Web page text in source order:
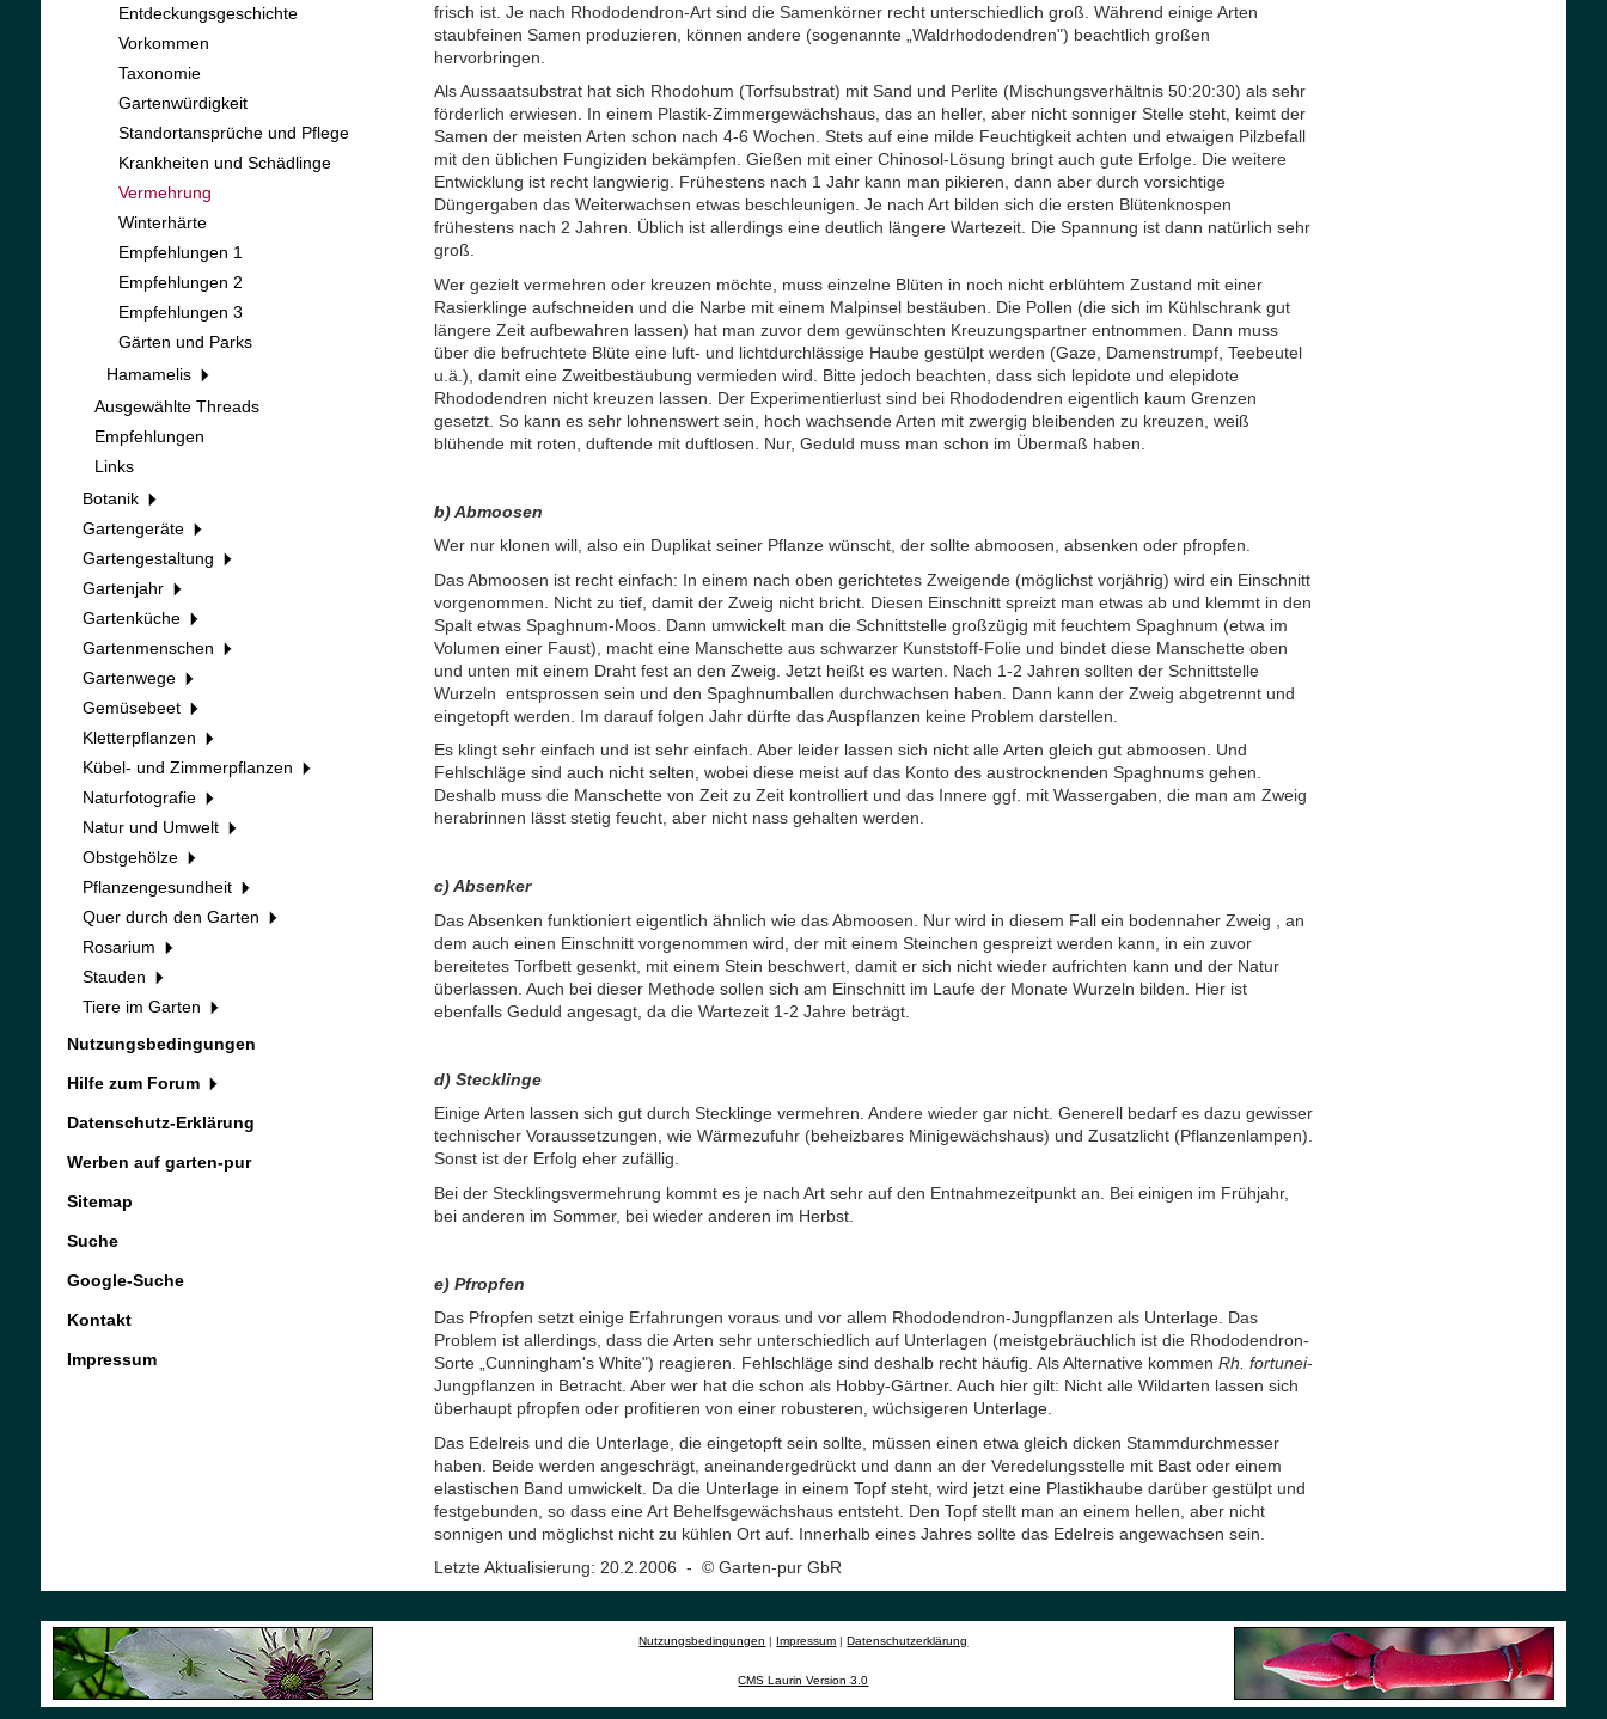
Entdeckungsgeschichte
Vorkommen
Taxonomie
Gartenwürdigkeit
Standortansprüche und Pflege
Krankheiten und Schädlinge
Vermehrung
Winterhärte
Empfehlungen 1
Empfehlungen 2
Empfehlungen 3
Gärten und Parks
Hamamelis
Ausgewählte Threads
Empfehlungen
Links
Botanik
Gartengeräte
Gartengestaltung
Gartenjahr
Gartenküche
Gartenmenschen
Gartenwege
Gemüsebeet
Kletterpflanzen
Kübel- und Zimmerpflanzen
Naturfotografie
Natur und Umwelt
Obstgehölze
Pflanzengesundheit
Quer durch den Garten
Rosarium
Stauden
Tiere im Garten
Nutzungsbedingungen
Hilfe zum Forum
Datenschutz-Erklärung
Werben auf garten-pur
Sitemap
Suche
Google-Suche
Kontakt
Impressum
frisch ist. Je nach Rhododendron-Art sind die Samenkörner recht unterschiedlich groß. Während einige Arten
staubfeinen Samen produzieren, können andere (sogenannte „Waldrhododendren") beachtlich großen
hervorbringen.
Als Aussaatsubstrat hat sich Rhodohum (Torfsubstrat) mit Sand und Perlite (Mischungsverhältnis 50:20:30) als sehr
förderlich erwiesen. In einem Plastik-Zimmergewächshaus, das an heller, aber nicht sonniger Stelle steht, keimt der
Samen der meisten Arten schon nach 4-6 Wochen. Stets auf eine milde Feuchtigkeit achten und etwaigen Pilzbefall
mit den üblichen Fungiziden bekämpfen. Gießen mit einer Chinosol-Lösung bringt auch gute Erfolge. Die weitere
Entwicklung ist recht langwierig. Frühestens nach 1 Jahr kann man pikieren, dann aber durch vorsichtige
Düngergaben das Weiterwachsen etwas beschleunigen. Je nach Art bilden sich die ersten Blütenknospen
frühestens nach 2 Jahren. Üblich ist allerdings eine deutlich längere Wartezeit. Die Spannung ist dann natürlich sehr
groß.
Wer gezielt vermehren oder kreuzen möchte, muss einzelne Blüten in noch nicht erblühtem Zustand mit einer
Rasierklinge aufschneiden und die Narbe mit einem Malpinsel bestäuben. Die Pollen (die sich im Kühlschrank gut
längere Zeit aufbewahren lassen) hat man zuvor dem gewünschten Kreuzungspartner entnommen. Dann muss
über die befruchtete Blüte eine luft- und lichtdurchlässige Haube gestülpt werden (Gaze, Damenstrumpf, Teebeutel
u.ä.), damit eine Zweitbestäubung vermieden wird. Bitte jedoch beachten, dass sich lepidote und elepidote
Rhododendren nicht kreuzen lassen. Der Experimentierlust sind bei Rhododendren eigentlich kaum Grenzen
gesetzt. So kann es sehr lohnenswert sein, hoch wachsende Arten mit zwergig bleibenden zu kreuzen, weiß
blühende mit roten, duftende mit duftlosen. Nur, Geduld muss man schon im Übermaß haben.
b) Abmoosen
Wer nur klonen will, also ein Duplikat seiner Pflanze wünscht, der sollte abmoosen, absenken oder pfropfen.
Das Abmoosen ist recht einfach: In einem nach oben gerichtetes Zweigende (möglichst vorjährig) wird ein Einschnitt
vorgenommen. Nicht zu tief, damit der Zweig nicht bricht. Diesen Einschnitt spreizt man etwas ab und klemmt in den
Spalt etwas Spaghnum-Moos. Dann umwickelt man die Schnittstelle großzügig mit feuchtem Spaghnum (etwa im
Volumen einer Faust), macht eine Manschette aus schwarzer Kunststoff-Folie und bindet diese Manschette oben
und unten mit einem Draht fest an den Zweig. Jetzt heißt es warten. Nach 1-2 Jahren sollten der Schnittstelle
Wurzeln entsprossen sein und den Spaghnumballen durchwachsen haben. Dann kann der Zweig abgetrennt und
eingetopft werden. Im darauf folgen Jahr dürfte das Auspflanzen keine Problem darstellen.
Es klingt sehr einfach und ist sehr einfach. Aber leider lassen sich nicht alle Arten gleich gut abmoosen. Und
Fehlschläge sind auch nicht selten, wobei diese meist auf das Konto des austrocknenden Spaghnums gehen.
Deshalb muss die Manschette von Zeit zu Zeit kontrolliert und das Innere ggf. mit Wassergaben, die man am Zweig
herabrinnen lässt stetig feucht, aber nicht nass gehalten werden.
c) Absenker
Das Absenken funktioniert eigentlich ähnlich wie das Abmoosen. Nur wird in diesem Fall ein bodennaher Zweig , an
dem auch einen Einschnitt vorgenommen wird, der mit einem Steinchen gespreizt werden kann, in ein zuvor
bereitetes Torfbett gesenkt, mit einem Stein beschwert, damit er sich nicht wieder aufrichten kann und der Natur
überlassen. Auch bei dieser Methode sollen sich am Einschnitt im Laufe der Monate Wurzeln bilden. Hier ist
ebenfalls Geduld angesagt, da die Wartezeit 1-2 Jahre beträgt.
d) Stecklinge
Einige Arten lassen sich gut durch Stecklinge vermehren. Andere wieder gar nicht. Generell bedarf es dazu gewisser
technischer Voraussetzungen, wie Wärmezufuhr (beheizbares Minigewächshaus) und Zusatzlicht (Pflanzenlampen).
Sonst ist der Erfolg eher zufällig.
Bei der Stecklingsvermehrung kommt es je nach Art sehr auf den Entnahmezeitpunkt an. Bei einigen im Frühjahr,
bei anderen im Sommer, bei wieder anderen im Herbst.
e) Pfropfen
Das Pfropfen setzt einige Erfahrungen voraus und vor allem Rhododendron-Jungpflanzen als Unterlage. Das
Problem ist allerdings, dass die Arten sehr unterschiedlich auf Unterlagen (meistgebräuchlich ist die Rhododendron-
Sorte „Cunningham's White") reagieren. Fehlschläge sind deshalb recht häufig. Als Alternative kommen Rh. fortunei-
Jungpflanzen in Betracht. Aber wer hat die schon als Hobby-Gärtner. Auch hier gilt: Nicht alle Wildarten lassen sich
überhaupt pfropfen oder profitieren von einer robusteren, wüchsigeren Unterlage.
Das Edelreis und die Unterlage, die eingetopft sein sollte, müssen einen etwa gleich dicken Stammdurchmesser
haben. Beide werden angeschrägt, aneinandergedrückt und dann an der Veredelungsstelle mit Bast oder einem
elastischen Band umwickelt. Da die Unterlage in einem Topf steht, wird jetzt eine Plastikhaube darüber gestülpt und
festgebunden, so dass eine Art Behelfsgewächshaus entsteht. Den Topf stellt man an einem hellen, aber nicht
sonnigen und möglichst nicht zu kühlen Ort auf. Innerhalb eines Jahres sollte das Edelreis angewachsen sein.
Letzte Aktualisierung: 20.2.2006 - © Garten-pur GbR
Nutzungsbedingungen | Impressum |Datenschutzerklärung
CMS Laurin Version 3.0